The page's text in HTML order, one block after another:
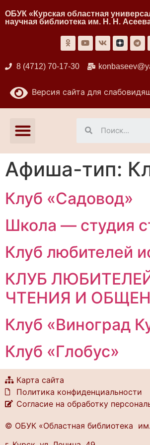
ОБУК «Курская областная
научная библиотека им. Н. Н.
8 (4712) 70-17-30
Версия сайта для
Афиша-тип:
Клуб «Садовод»
Школа — студия
Клуб любителей
КЛУБ
ЧТЕНИЯ И
Клуб «Виноград
Клуб «Глобус»
Карта сайта
Политика конфиденциальности
Согласие на обработку
© ОБУК «Областная библиотека